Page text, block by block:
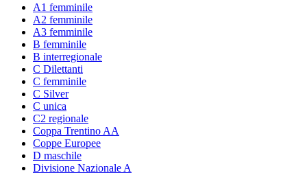
A1 femminile
A2 femminile
A3 femminile
B femminile
B interregionale
C Dilettanti
C femminile
C Silver
C unica
C2 regionale
Coppa Trentino AA
Coppe Europee
D maschile
Divisione Nazionale A